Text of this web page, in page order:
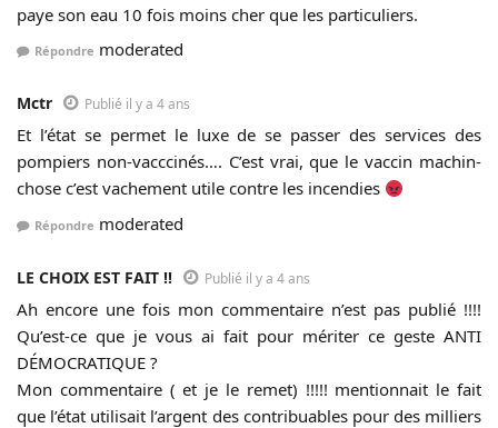
paye son eau 10 fois moins cher que les particuliers.
Répondre moderated
Mctr Publié il y a 4 ans
Et l’état se permet le luxe de se passer des services des
pompiers non-vacccinés…. C’est vrai, que le vaccin machin-
chose c’est vachement utile contre les incendies
Répondre moderated
LE CHOIX EST FAIT !! Publié il y a 4 ans
Ah encore une fois mon commentaire n’est pas publié !!!!
Qu’est-ce que je vous ai fait pour mériter ce geste ANTI
DÉMOCRATIQUE ?
Mon commentaire ( et je le remet) !!!!! mentionnait le fait
que l’état utilisait l’argent des contribuables pour des milliers